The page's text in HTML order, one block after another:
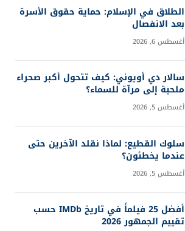
الطلاق في الإسلام: حماية حقوق الأسرة
بعد الانفصال
أغسطس 6, 2026
سالار دي أويوني: كيف تتحول أكبر صحراء
ملحية إلى مرآة للسماء؟
أغسطس 5, 2026
سلوك القطيع: لماذا نقلد الآخرين حتى
عندما يخطئون؟
أغسطس 5, 2026
أفضل 25 فيلماً في تاريخ IMDb حسب
تقييم الجمهور 2026